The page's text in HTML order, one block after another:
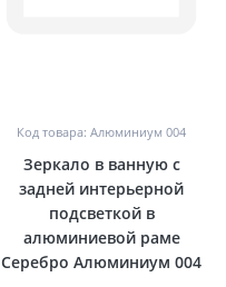
Код товара: Алюминиум 004
Зеркало в ванную с
задней интерьерной
подсветкой в
алюминиевой раме
Серебро Алюминиум 004